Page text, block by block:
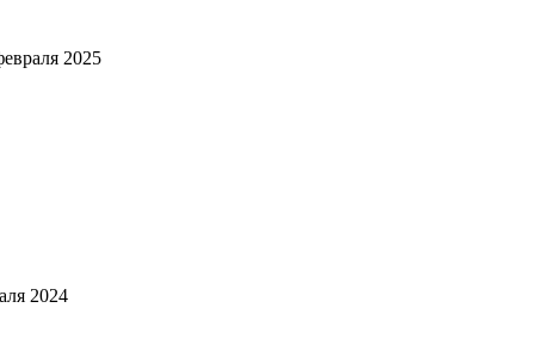
2025
2024